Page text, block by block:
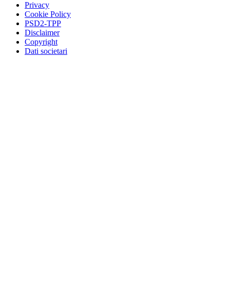
Privacy
Cookie Policy
PSD2-TPP
Disclaimer
Copyright
Dati societari